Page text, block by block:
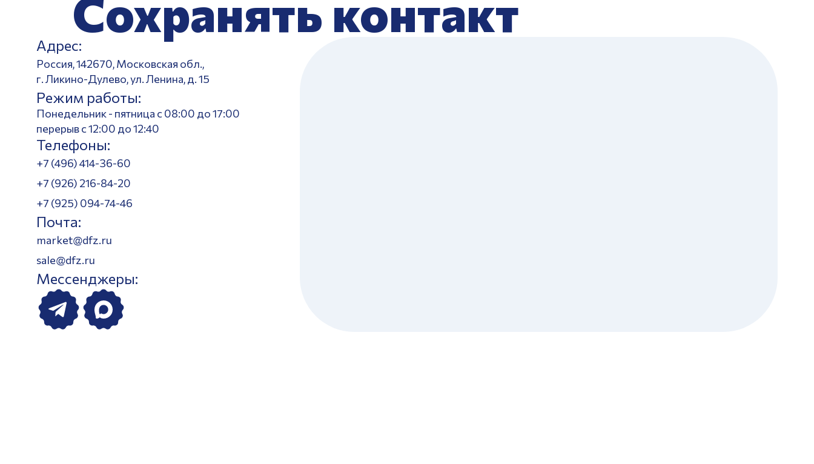
Сохранять контакт
Адрес:
Россия, 142670, Московская обл.,
г. Ликино-Дулево, ул. Ленина, д. 15
Режим работы:
Понедельник - пятница с 08:00 до 17:00
перерыв с 12:00 до 12:40
Телефоны:
+7 (496) 414-36-60
+7 (926) 216-84-20
+7 (925) 094-74-46
Почта:
market@dfz.ru
sale@dfz.ru
Мессенджеры: